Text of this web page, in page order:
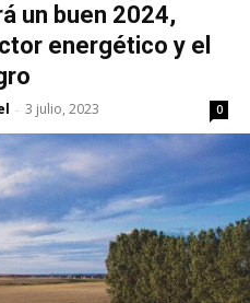
un buen 2024,
energético y el
- 3 julio, 2023 0